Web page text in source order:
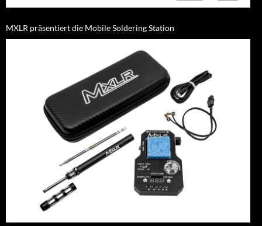
MXLR präsentiert die Mobile Soldering Station